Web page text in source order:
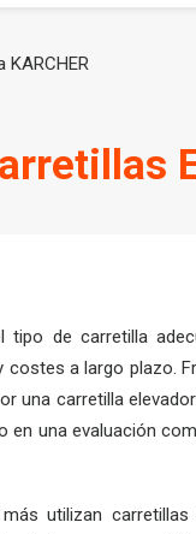
de carretilla
a largo plazo.
una carretilla
en una evaluación
utilizan